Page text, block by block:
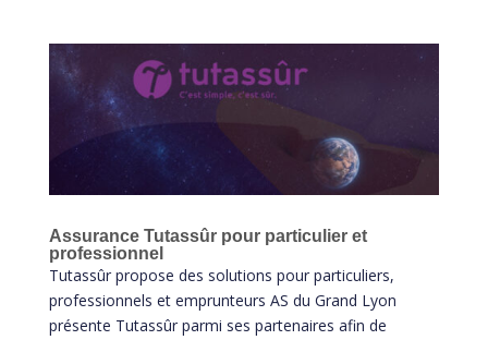
Assurance Tutassûr pour particulier et
professionnel
Tutassûr propose des solutions pour particuliers,
professionnels et emprunteurs AS du Grand Lyon
présente Tutassûr parmi ses partenaires afin de